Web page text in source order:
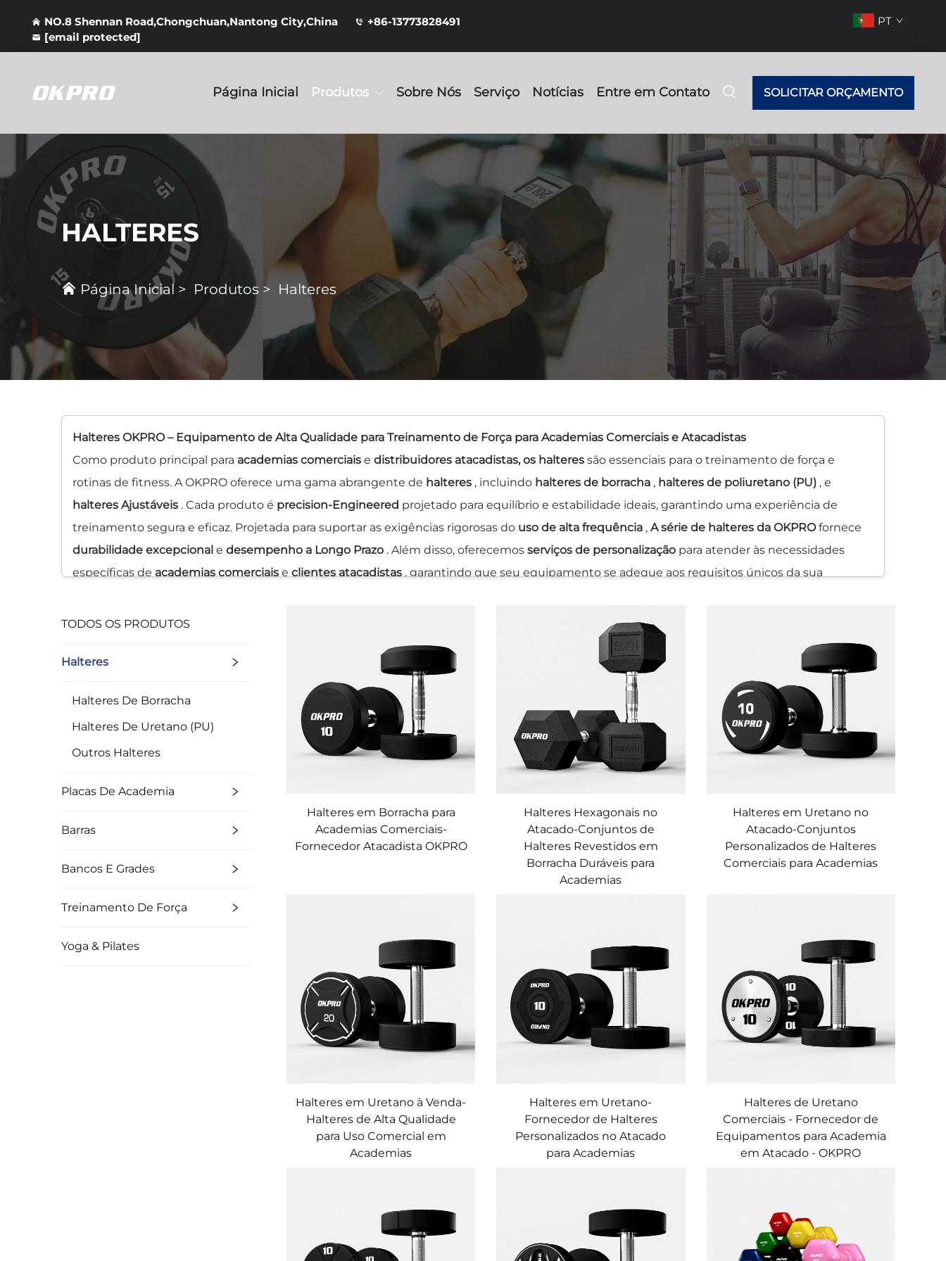
NO.8 Shennan Road,Chongchuan,Nantong City,China
+86-13773828491
[email protected]
PT
Página Inicial Produtos Sobre Nós Serviço Notícias Entre em Contato SOLICITAR ORÇAMENTO
HALTERES
Página Inicial > Produtos > Halteres
Halteres OKPRO – Equipamento de Alta Qualidade para Treinamento de Força para Academias Comerciais e Atacadistas
Como produto principal para academias comerciais e distribuidores atacadistas, os halteres são essenciais para o treinamento de força e
rotinas de fitness. A OKPRO oferece uma gama abrangente de halteres , incluindo halteres de borracha , halteres de poliuretano (PU) , e
halteres Ajustáveis . Cada produto é precision-Engineered projetado para equilíbrio e estabilidade ideais, garantindo uma experiência de
treinamento segura e eficaz. Projetada para suportar as exigências rigorosas do uso de alta frequência , A série de halteres da OKPROfornece
durabilidade excepcional e desempenho a Longo Prazo . Além disso, oferecemos serviços de personalização para atender às necessidades
específicas de academias comerciais e clientes atacadistas , garantindo que seu equipamento se adeque aos requisitos únicos da sua
TODOS OS PRODUTOS
Halteres
Halteres De Borracha
Halteres De Uretano (PU)
Outros Halteres
Placas De Academia
Barras
Bancos E Grades
Treinamento De Força
Yoga & Pilates
Halteres em Borracha para
Academias Comerciais-
Fornecedor Atacadista OKPRO
Halteres Hexagonais no
Atacado-Conjuntos de
Halteres Revestidos em
Borracha Duráveis para
Academias
Halteres em Uretano no
Atacado-Conjuntos
Personalizados de Halteres
Comerciais para Academias
Halteres em Uretano à Venda-
Halteres de Alta Qualidade
para Uso Comercial em
Academias
Halteres em Uretano-
Fornecedor de Halteres
Personalizados no Atacado
para Academias
Halteres de Uretano
Comerciais - Fornecedor de
Equipamentos para Academia
em Atacado - OKPRO